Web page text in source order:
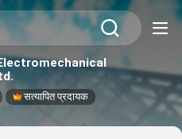
सत्यापित प्रदायक